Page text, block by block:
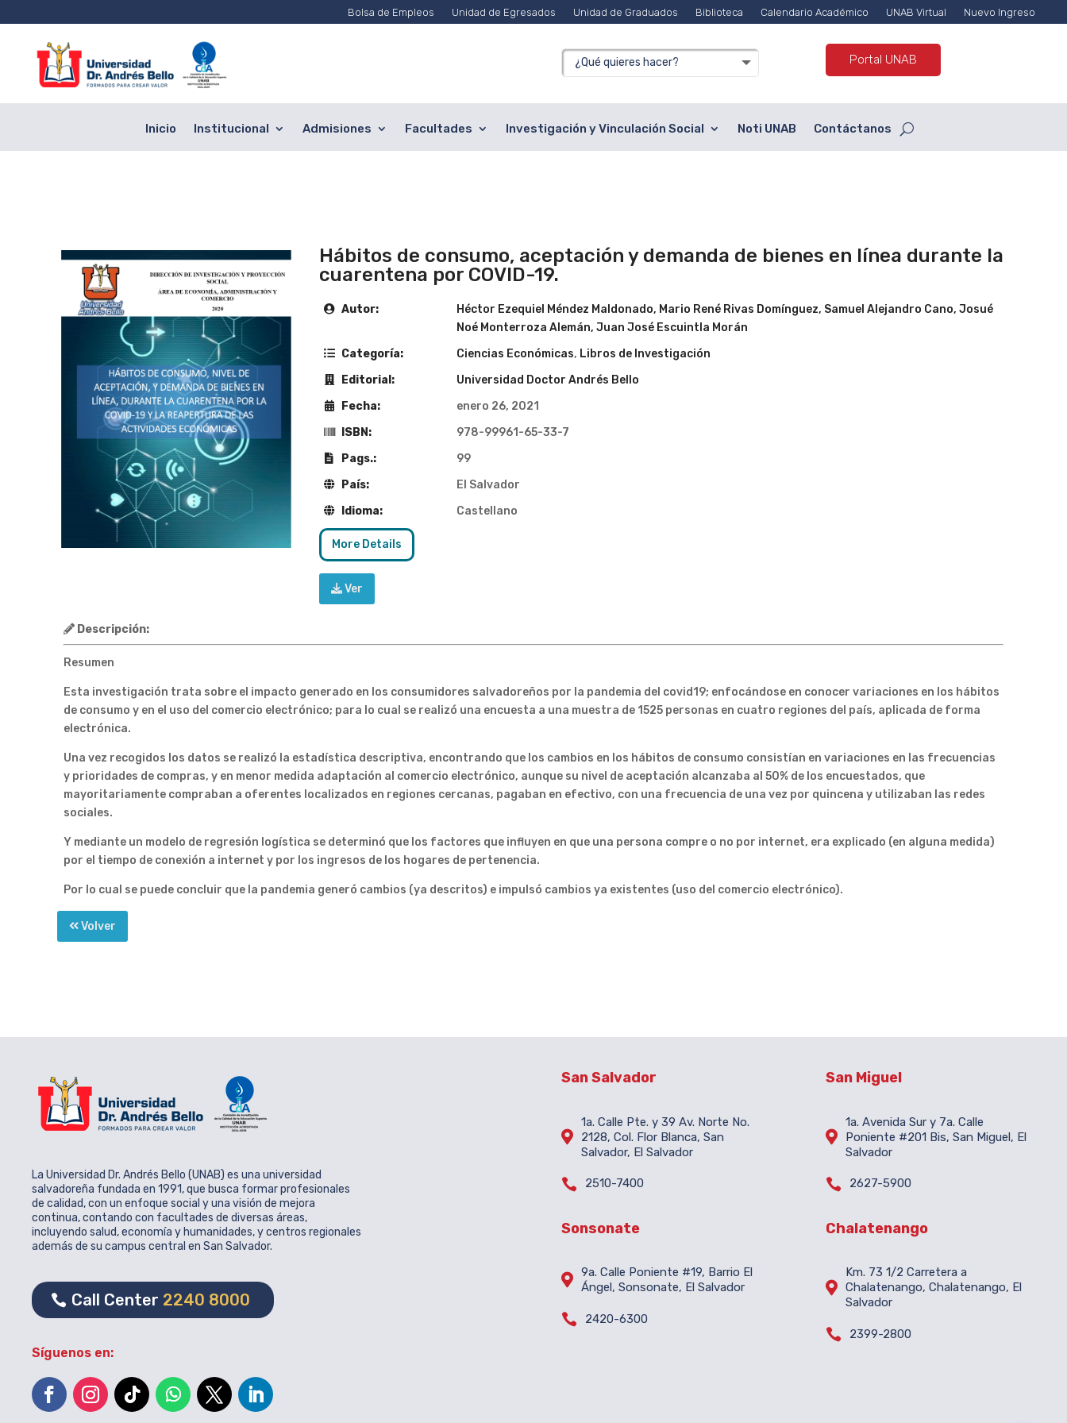
Bolsa de Empleos Unidad de Egresados Unidad de Graduados Biblioteca Calendario Académico UNAB Virtual Nuevo Ingreso
Portal UNAB
Inicio Institucional Admisiones Facultades Investigación y Vinculación Social Noti UNAB Contáctanos
Hábitos de consumo, aceptación y demanda de bienes en línea durante la
cuarentena por COVID-19.
Autor:
Héctor Ezequiel Méndez Maldonado, Mario René Rivas Domínguez, Samuel Alejandro Cano, Josué
Noé Monterroza Alemán, Juan José Escuintla Morán
Categoría:
Ciencias Económicas, Libros de Investigación
Editorial:
Universidad Doctor Andrés Bello
Fecha:
enero 26, 2021
ISBN:
978-99961-65-33-7
Pags.:
99
País:
El Salvador
Idioma:
Castellano
More Details
Ver
Descripción:
Resumen
Esta investigación trata sobre el impacto generado en los consumidores salvadoreños por la pandemia del covid19; enfocándose en conocer variaciones en los hábitos
de consumo y en el uso del comercio electrónico; para lo cual se realizó una encuesta a una muestra de 1525 personas en cuatro regiones del país, aplicada de forma
electrónica.
Una vez recogidos los datos se realizó la estadística descriptiva, encontrando que los cambios en los hábitos de consumo consistían en variaciones en las frecuencias
y prioridades de compras, y en menor medida adaptación al comercio electrónico, aunque su nivel de aceptación alcanzaba al 50% de los encuestados, que
mayoritariamente compraban a oferentes localizados en regiones cercanas, pagaban en efectivo, con una frecuencia de una vez por quincena y utilizaban las redes
sociales.
Y mediante un modelo de regresión logística se determinó que los factores que influyen en que una persona compre o no por internet, era explicado (en alguna medida)
por el tiempo de conexión a internet y por los ingresos de los hogares de pertenencia.
Por lo cual se puede concluir que la pandemia generó cambios (ya descritos) e impulsó cambios ya existentes (uso del comercio electrónico).
Volver
La Universidad Dr. Andrés Bello (UNAB) es una universidad
salvadoreña fundada en 1991, que busca formar profesionales
de calidad, con un enfoque social y una visión de mejora
continua, contando con facultades de diversas áreas,
incluyendo salud, economía y humanidades, y centros regionales
además de su campus central en San Salvador.
Call Center 2240 8000
Síguenos en:
San Salvador

1a. Calle Pte. y 39 Av. Norte No.
2128, Col. Flor Blanca, San
Salvador, El Salvador
 2510-7400
Sonsonate
 9a. Calle Poniente #19, Barrio El
Ángel, Sonsonate, El Salvador
 2420-6300
San Miguel

1a. Avenida Sur y 7a. Calle
Poniente #201 Bis, San Miguel, El
Salvador
 2627-5900
Chalatenango

Km. 73 1/2 Carretera a
Chalatenango, Chalatenango, El
Salvador
 2399-2800